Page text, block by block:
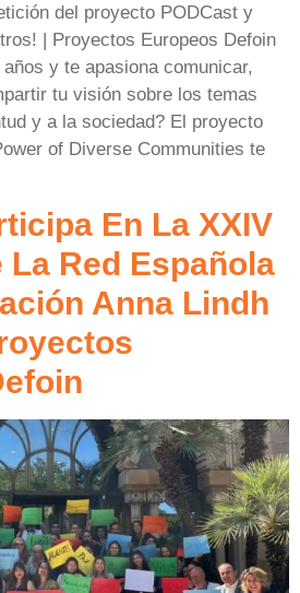
del proyecto PODCast y
| Proyectos Europeos Defoin
y te apasiona comunicar,
tu visión sobre los temas
y a la sociedad? El proyecto
of Diverse Communities te
En La XXIV
La Red Española
Anna Lindh